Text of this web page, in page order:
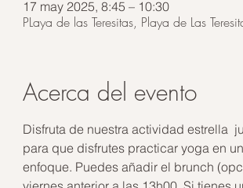
17 may 2025, 8:45 – 10:30
PLaya de las Teresitas, Playa de Las
Acerca del evento
Disfruta de nuestra actividad estrella
para que disfrutes practicar yoga en
enfoque. Puedes añadir el brunch